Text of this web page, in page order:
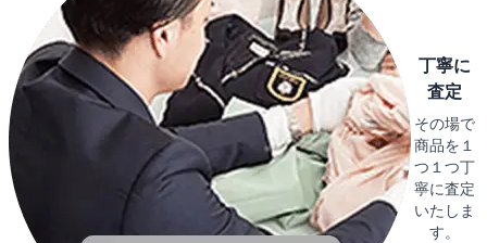
丁寧に
査定
その場で
商品を１
つ１つ丁
寧に査定
いたしま
す。